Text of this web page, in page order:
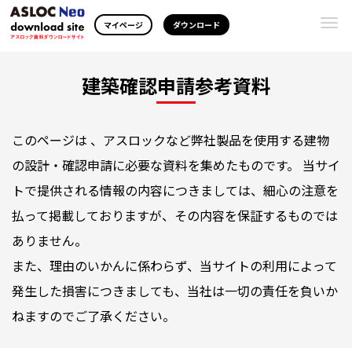
マイページ ダウンロード
建築確認申請参考資料
このページは 、アスロックなど弊社製品を使用する建物
の設計・確認申請に必要な資料を集めたものです。 当サイ
トで提供される情報の内容につきましては、細心の注意を
払って掲載しておりますが、その内容を保証するものでは
ありません。
また、理由のいかんに係わらず、当サイトの利用によって
発生した損害につきましても、当社は一切の責任を負いか
ねますのでご了承ください。